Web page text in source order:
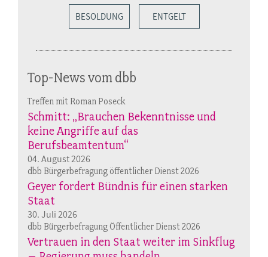
BESOLDUNG ENTGELT
Top-News vom dbb
Treffen mit Roman Poseck
Schmitt: „Brauchen Bekenntnisse und
keine Angriffe auf das
Berufsbeamtentum“
04. August 2026
dbb Bürgerbefragung öffentlicher Dienst 2026
Geyer fordert Bündnis für einen starken
Staat
30. Juli 2026
dbb Bürgerbefragung Öffentlicher Dienst 2026
Vertrauen in den Staat weiter im Sinkflug